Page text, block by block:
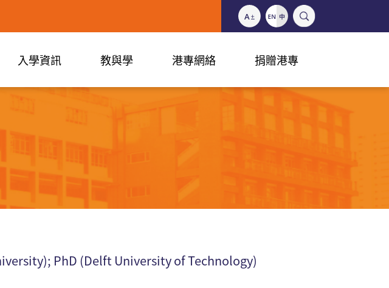
入學資訊 教與學 港專網絡 捐贈港專
PhD (Delft University of Technology)